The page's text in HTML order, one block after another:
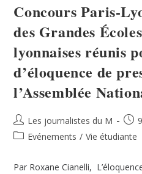
Concours Paris-
des Grandes
lyonnaises réunis
d’éloquence de
l’Assemblée
Les journalistes du M
Evénements / Vie étudiante
Par Roxane Cianelli,